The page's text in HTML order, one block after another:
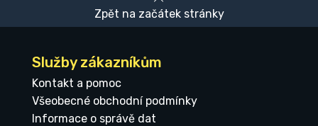
Zpět na začátek stránky
Služby zákazníkům
Kontakt a pomoc
Všeobecné obchodní podmínky
Informace o správě dat